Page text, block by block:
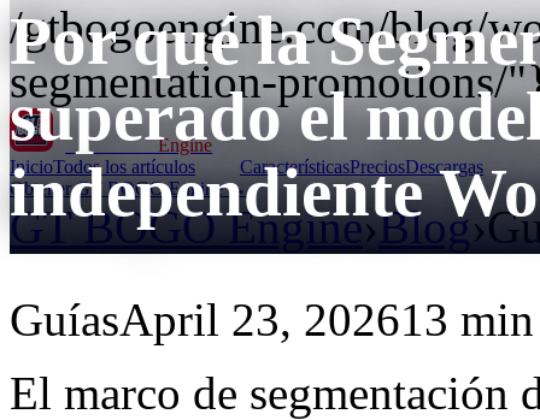
/gtbogoengine.com/blog/
segmentation-promotions/
GT BOGOEngine
InicioTodos los artículos CaracterísticasPreciosDescargas
Obtener GT BOGO Engine →
GT BOGO Engine›Blog›
Por qué la
superado el
independiente
GuíasApril 23, 202613
El marco de segmentación